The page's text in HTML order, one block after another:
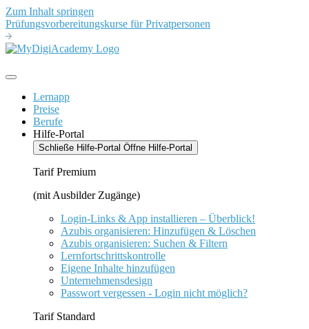
Zum Inhalt springen
Prüfungsvorbereitungskurse für Privatpersonen
Lernapp
Preise
Berufe
Hilfe-Portal
Schließe Hilfe-Portal Öffne Hilfe-Portal
Tarif Premium
(mit Ausbilder Zugänge)
Login-Links & App installieren – Überblick!
Azubis organisieren: Hinzufügen & Löschen
Azubis organisieren: Suchen & Filtern
Lernfortschrittskontrolle
Eigene Inhalte hinzufügen
Unternehmensdesign
Passwort vergessen - Login nicht möglich?
Tarif Standard